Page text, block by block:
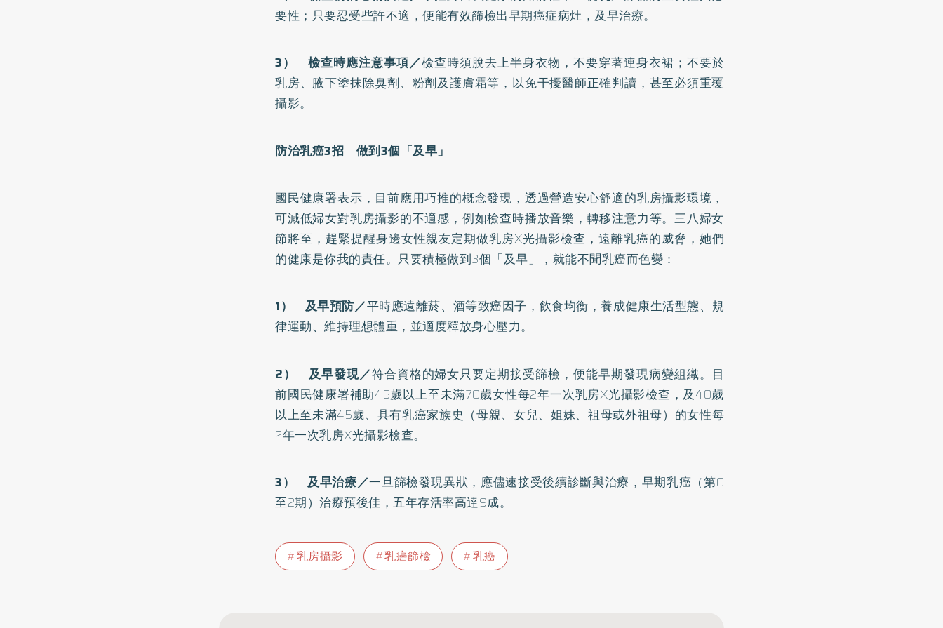
要性；只要忍受些許不適，便能有效篩檢出早期癌症病灶，及早治療。
3） 檢查時應注意事項／檢查時須脫去上半身衣物，不要穿著連身衣裙；不要於
乳房、腋下塗抹除臭劑、粉劑及護膚霜等，以免干擾醫師正確判讀，甚至必須重覆
攝影。
防治乳癌3招 做到3個「及早」
國民健康署表示，目前應用巧推的概念發現，透過營造安心舒適的乳房攝影環境，
可減低婦女對乳房攝影的不適感，例如檢查時播放音樂，轉移注意力等。三八婦女
節將至，趕緊提醒身邊女性親友定期做乳房X光攝影檢查，遠離乳癌的威脅，她們
的健康是你我的責任。只要積極做到3個「及早」，就能不聞乳癌而色變：
1） 及早預防／平時應遠離菸、酒等致癌因子，飲食均衡，養成健康生活型態、規
律運動、維持理想體重，並適度釋放身心壓力。
2） 及早發現／符合資格的婦女只要定期接受篩檢，便能早期發現病變組織。目
前國民健康署補助45歲以上至未滿70歲女性每2年一次乳房X光攝影檢查，及40歲
以上至未滿45歲、具有乳癌家族史（母親、女兒、姐妹、祖母或外祖母）的女性每
2年一次乳房X光攝影檢查。
3） 及早治療／一旦篩檢發現異狀，應儘速接受後續診斷與治療，早期乳癌（第0
至2期）治療預後佳，五年存活率高達9成。
乳房攝影 乳癌篩檢 乳癌